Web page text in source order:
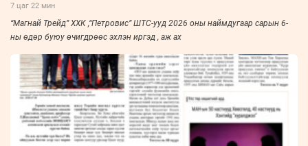
7 цаг 22 мин
“Магнай Трейд” ХХК ,“Петровис” ШТС-ууд 2026 оны наймдугаар сарын 6-
ны өдөр буюу өчигдрөөс эхлэн иргэд , аж ах